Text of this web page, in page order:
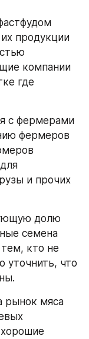
продукции
компании
где
с фермерами
фермеров
и прочих
долю
семена
тем, кто не
уточнить, что
рынок мяса